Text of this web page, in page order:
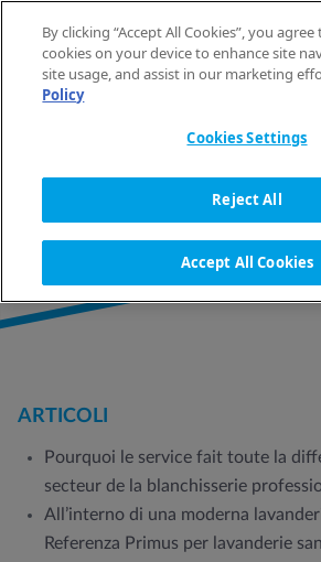
HOME SITEMAP
ARTICOLI
Pourquoi le service fait toute la
secteur de la blanchisserie
All’interno di una moderna
Referenza Primus per lavanderie
By clicking “Accept All Cookies”, you
cookies on your device to enhance site
site usage, and assist in our marketing
Policy
Cookies Settings
Reject All
Accept All Cookies